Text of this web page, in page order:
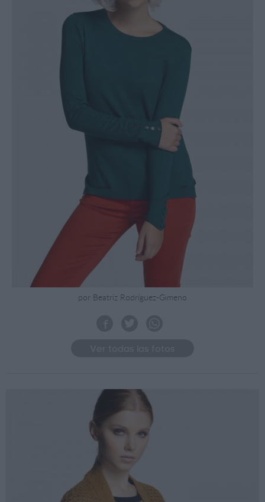
por Beatriz Rodríguez-Gimeno